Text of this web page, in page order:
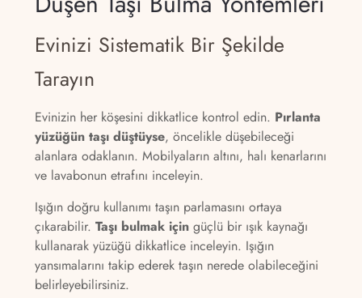
Evinizi Sistematik Bir Şekilde
Tarayın
Evinizin her köşesini dikkatlice kontrol edin. Pırlanta
yüzüğün taşı düştüyse, öncelikle düşebileceği
alanlara odaklanın. Mobilyaların altını, halı kenarlarını
ve lavabonun etrafını inceleyin.
Işığın doğru kullanımı taşın parlamasını ortaya
çıkarabilir. Taşı bulmak için güçlü bir ışık kaynağı
kullanarak yüzüğü dikkatlice inceleyin. Işığın
yansımalarını takip ederek taşın nerede olabileceğini
belirleyebilirsiniz.